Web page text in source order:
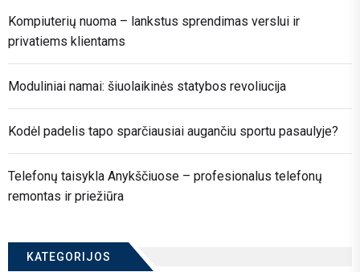
Kompiuterių nuoma – lankstus sprendimas verslui ir
privatiems klientams
Moduliniai namai: šiuolaikinės statybos revoliucija
Kodėl padelis tapo sparčiausiai augančiu sportu pasaulyje?
Telefonų taisykla Anykščiuose – profesionalus telefonų
remontas ir priežiūra
KATEGORIJOS